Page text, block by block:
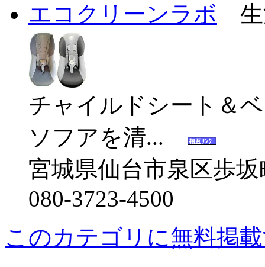
エコクリーンラボ 生
チャイルドシート＆
ソフアを清...
宮城県仙台市泉区歩坂
080-3723-4500
このカテゴリに無料掲